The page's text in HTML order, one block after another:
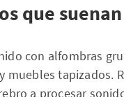
que
con alfombras
muebles tapizados.
a procesar